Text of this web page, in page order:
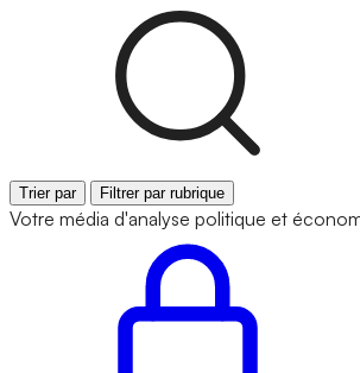
Trier par Filtrer par rubrique
Votre média d'analyse politique et